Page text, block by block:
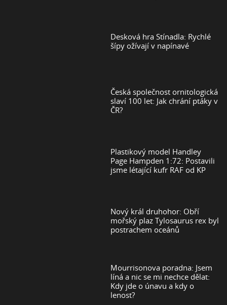
Desková hra Stínadla: Rychlé
šípy ožívají v napínavé
Česká společnost ornitologická
slaví 100 let: Jak chrání ptáky v
ČR?
Plastikový model Handley
Page Hampden 1:72: Postavili
jsme létající kufr RAF od KP
Nový král druhohor: Obří
mořský plaz Tylosaurus rex byl
postrachem oceánů
Mourrisonova poradna: Jsem
líná a nic se mi nechce dělat:
Kdy jde o únavu a kdy o
lenost?